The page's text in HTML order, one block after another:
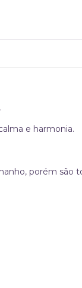
e harmonia.
porém são